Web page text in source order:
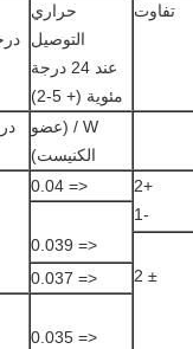
تفاوت
حراري
التوصيل
عند 24 درجة
مئوية (+ 5-2)
W / (عضو
الكنيست)
+2
-1
<= 0.04
<= 0.039
± 2
<= 0.037
<= 0.035